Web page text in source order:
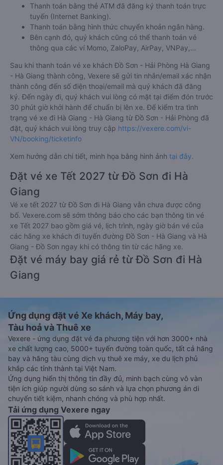
Thanh toán bằng thẻ ATM đã đăng ký thanh toán trực
tuyến (Internet Banking).
Thanh toán bằng hình thức chuyển khoản ngân hàng.
Bên cạnh đó, quý khách cũng có thể thanh toán vé
thông qua các ví Momo, ZaloPay, AirPay, VNPay,…
Sau khi thanh toán vé xe khách Đồ Sơn - Hải Phòng Hà Giang
- Hà Giang thành công, Vexere sẽ gửi tin nhắn/email xác nhận
thành công đến số điện thoại/email mà quý khách đã đăng
ký. Đến ngày đi, quý khách vui lòng có mặt tại điểm đón trước
30 phút giờ khởi hành để chuẩn bị lên xe. Để kiểm tra tình
trạng vé xe đi Hà Giang - Hà Giang từ Đồ Sơn - Hải Phòng đã
đặt, quý khách vui lòng truy cập https://vexere.com/vi-
VN/booking/ticketinfo
Xem hướng dẫn chi tiết, minh họa bằng hình ảnh tại đây.
Đặt vé xe Tết 2027 từ Đồ Sơn đi Hà
Giang
Vé xe tết 2027 từ Đồ Sơn đi Hà Giang vẫn chưa được công
bố. Vexere.com sẽ sớm thông báo cho các bạn thông tin vé
xe Tết 2027 bao gồm giá vé, lịch trình, ngày giờ bán vé của
các hãng xe khách đi tuyến đường Đồ Sơn - Hà Giang và Hà
Giang - Đồ Sơn ngay khi có thông tin từ các hãng xe.
Đặt vé máy bay giá rẻ từ Đồ Sơn đi Hà
Giang
Ứng dụng đặt vé Xe khách, Máy bay,
Tàu hoả và Thuê xe
Vexere - ứng dụng đặt vé đa phương tiện với hơn 3000+ nhà
xe chất lượng cao, 5000+ tuyến đường toàn quốc, tất cả hãng
bay và hãng tàu cùng dịch vụ thuê xe máy, xe du lịch phủ
khắp các tỉnh thành tại Việt Nam.
Ứng dụng hiển thị thông tin đầy đủ, minh bạch cùng vô vàn
tiện ích giúp người dùng so sánh và lựa chọn phương án di
chuyển tiết kiệm, nhanh chóng và phù hợp nhất.
Tải ứng dụng Vexere ngay